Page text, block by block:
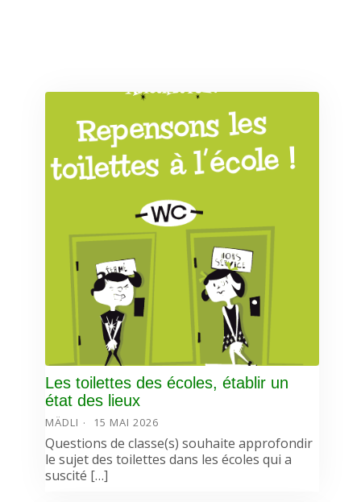
Les toilettes des écoles, établir un
état des lieux
MÄDLI 15 MAI 2026
Questions de classe(s) souhaite approfondir
le sujet des toilettes dans les écoles qui a
suscité […]